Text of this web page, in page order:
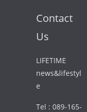
Contact
Us
LIFETIME
news&lifestyl
e
Tel : 089-165-